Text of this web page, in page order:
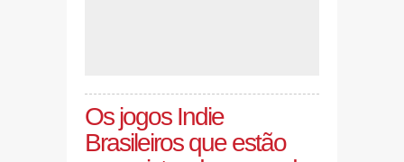
Os jogos Indie
Brasileiros que estão